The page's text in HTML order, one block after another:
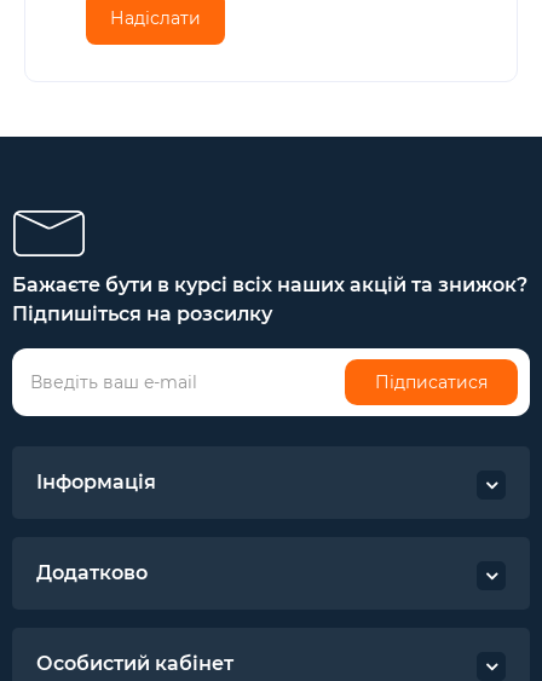
Надіслати
Бажаєте бути в курсі всіх наших акцій та знижок?
Підпишіться на розсилку
Підписатися
Інформація
Додатково
Особистий кабінет